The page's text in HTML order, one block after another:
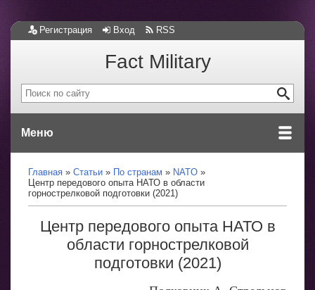
Регистрация Вход RSS
Fact Military
Меню
Главная Статьи По странам
NATO
Центр передового опыта НАТО в области
горнострелковой подготовки (2021)
Центр передового опыта НАТО в
области горнострелковой
подготовки (2021)